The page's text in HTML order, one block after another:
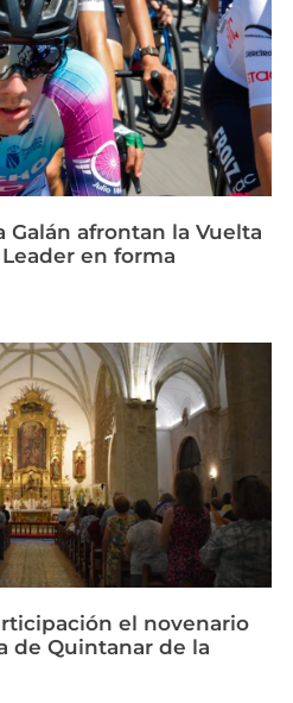
Galán afrontan la Vuelta
en forma
el novenario
de Quintanar de la